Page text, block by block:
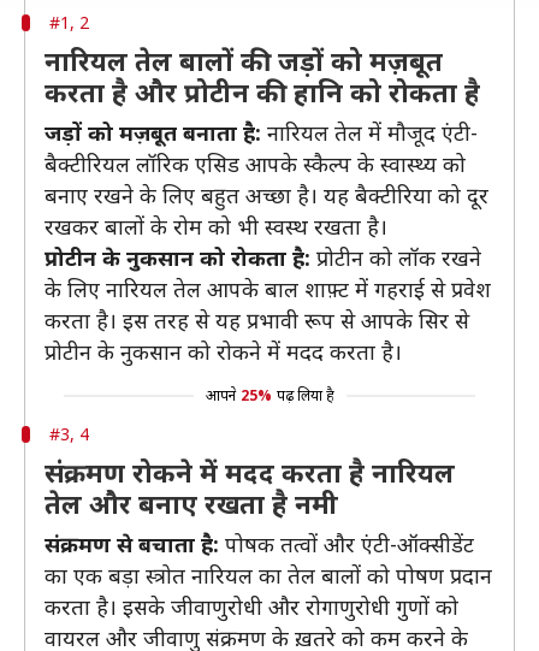
#1, 2
नारियल तेल बालों की जड़ों को मज़बूत
करता है और प्रोटीन की हानि को रोकता है
जड़ों को मज़बूत बनाता है: नारियल तेल में मौजूद एंटी-
बैक्टीरियल लॉरिक एसिड आपके स्कैल्प के स्वास्थ्य को
बनाए रखने के लिए बहुत अच्छा है। यह बैक्टीरिया को दूर
रखकर बालों के रोम को भी स्वस्थ रखता है।
प्रोटीन के नुकसान को रोकता है: प्रोटीन को लॉक रखने
के लिए नारियल तेल आपके बाल शाफ़्ट में गहराई से प्रवेश
करता है। इस तरह से यह प्रभावी रूप से आपके सिर से
प्रोटीन के नुकसान को रोकने में मदद करता है।
आपने 25% पढ़ लिया है
#3, 4
संक्रमण रोकने में मदद करता है नारियल
तेल और बनाए रखता है नमी
संक्रमण से बचाता है: पोषक तत्वों और एंटी-ऑक्सीडेंट
का एक बड़ा स्त्रोत नारियल का तेल बालों को पोषण प्रदान
करता है। इसके जीवाणुरोधी और रोगाणुरोधी गुणों को
वायरल और जीवाणु संक्रमण के ख़तरे को कम करने के